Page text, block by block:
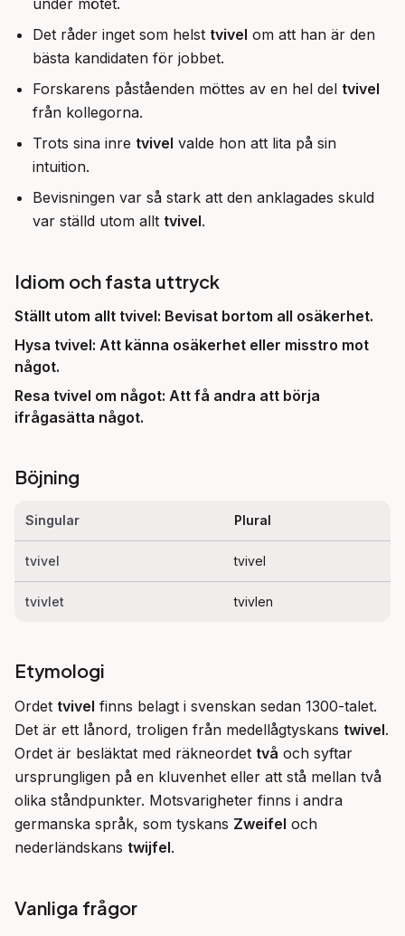
under mötet.
Det råder inget som helst tvivel om att han är den
bästa kandidaten för jobbet.
Forskarens påståenden möttes av en hel del tvivel
från kollegorna.
Trots sina inre tvivel valde hon att lita på sin
intuition.
Bevisningen var så stark att den anklagades skuld
var ställd utom allt tvivel.
Idiom och fasta uttryck
Ställt utom allt tvivel: Bevisat bortom all osäkerhet.
Hysa tvivel: Att känna osäkerhet eller misstro mot
något.
Resa tvivel om något: Att få andra att börja
ifrågasätta något.
Böjning
Singular Plural
tvivel tvivel
tvivlet tvivlen
Etymologi
Ordet tvivel finns belagt i svenskan sedan 1300-talet.
Det är ett lånord, troligen från medellågtyskans twivel.
Ordet är besläktat med räkneordet två och syftar
ursprungligen på en kluvenhet eller att stå mellan två
olika ståndpunkter. Motsvarigheter finns i andra
germanska språk, som tyskans Zweifel och
nederländskans twijfel.
Vanliga frågor